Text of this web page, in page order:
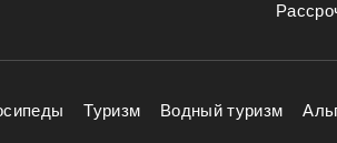
Туризм Водный туризм